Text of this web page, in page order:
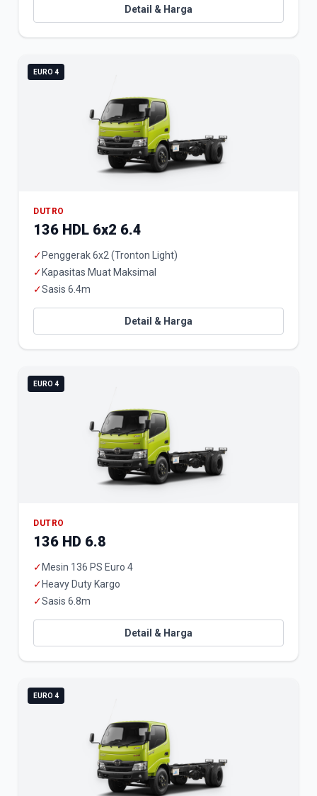
Detail & Harga
EURO 4
DUTRO
136 HDL 6x2 6.4
✓ Penggerak 6x2 (Tronton Light)
✓ Kapasitas Muat Maksimal
✓Sasis 6.4m
Detail & Harga
EURO 4
DUTRO
136 HD 6.8
✓ Mesin 136 PS Euro 4
✓ Heavy Duty Kargo
✓Sasis 6.8m
Detail & Harga
EURO 4